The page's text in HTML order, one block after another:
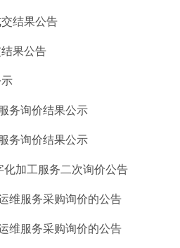
结果公告
果公告
务询价结果公示
务询价结果公示
加工服务二次询价公告
维服务采购询价的公告
维服务采购询价的公告